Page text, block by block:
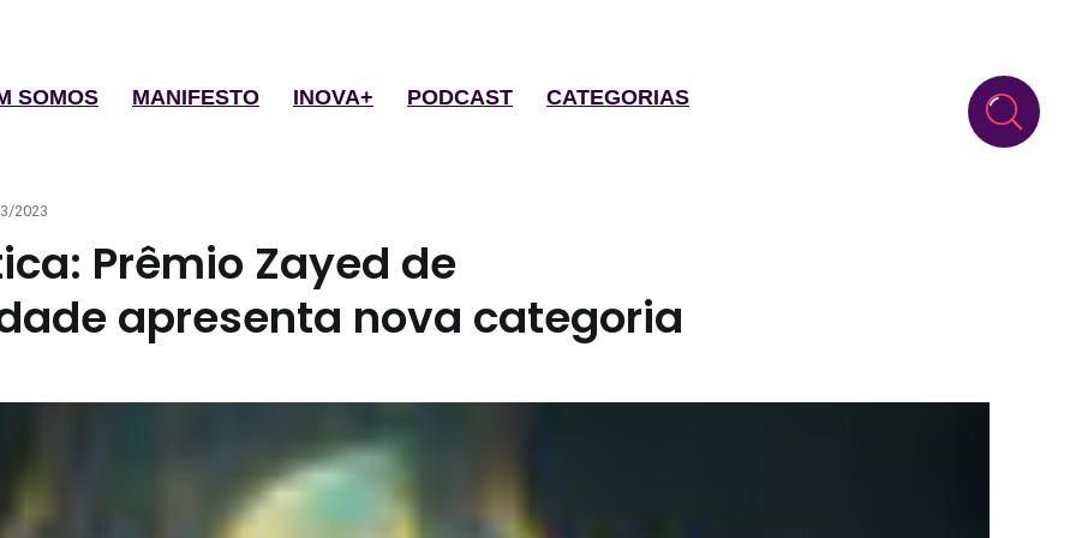
SOMOS MANIFESTO INOVA+ PODCAST CATEGORIAS
2023
Prêmio Zayed de
apresenta nova categoria